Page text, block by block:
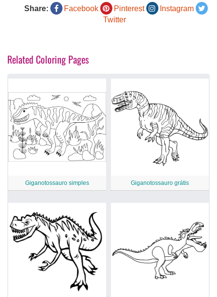
Share: Facebook Pinterest
Instagram
Twitter
Related Coloring Pages
Giganotossauro simples Giganotossauro grátis